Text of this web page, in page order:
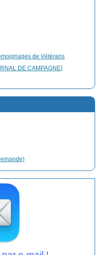
de Vétérans
DE CAMPAGNE]